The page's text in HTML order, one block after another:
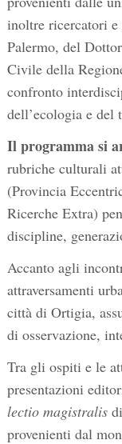
inoltre ricercatori
Palermo, del
Civile della
confronto
dell’ecologia e del
Il programma si
rubriche culturali
(Provincia
Ricerche Extra)
discipline,
Accanto agli
attraversamenti
città di Ortigia,
di osservazione,
Tra gli ospiti e le
presentazioni
lectio magistralisdi
provenienti dal